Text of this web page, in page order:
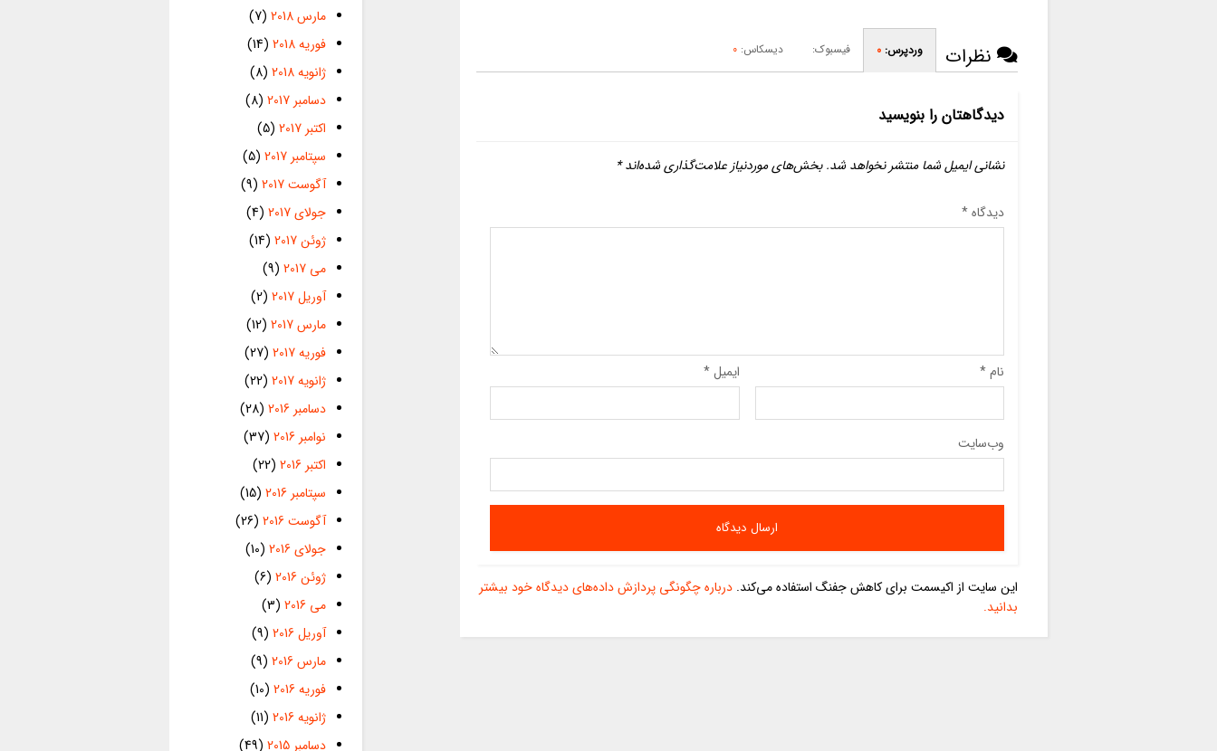
نظرات وردپرس: 0 فیسبوک: دیسکاس: 0
دیدگاهتان را بنویسید
نشانی ایمیل شما منتشر نخواهد شد. بخش‌های موردنیاز علامت‌گذاری شده‌اند*
دیدگاه*
نام* ایمیل*
وب‌سایت
این سایت از اکیسمت برای کاهش جفنگ استفاده می‌کند. درباره چگونگی پردازش داده‌های دیدگاه خود بیشتر
بدانید.
مارس 2018
(7)
فوریه 2018
(14)
ژانویه 2018
(8)
دسامبر 2017
(8)
اکتبر 2017
(5)
سپتامبر 2017
(5)
آگوست 2017
(9)
جولای 2017
(4)
ژوئن 2017
(14)
می 2017
(9)
آوریل 2017
(2)
مارس 2017
(12)
فوریه 2017
(27)
ژانویه 2017
(22)
دسامبر 2016
(28)
نوامبر 2016
(37)
اکتبر 2016
(22)
سپتامبر 2016
(15)
آگوست 2016
(26)
جولای 2016
(10)
ژوئن 2016
(6)
می 2016
(3)
آوریل 2016
(9)
مارس 2016
(9)
فوریه 2016
(10)
ژانویه 2016
(11)
دسامبر 2015
(49)